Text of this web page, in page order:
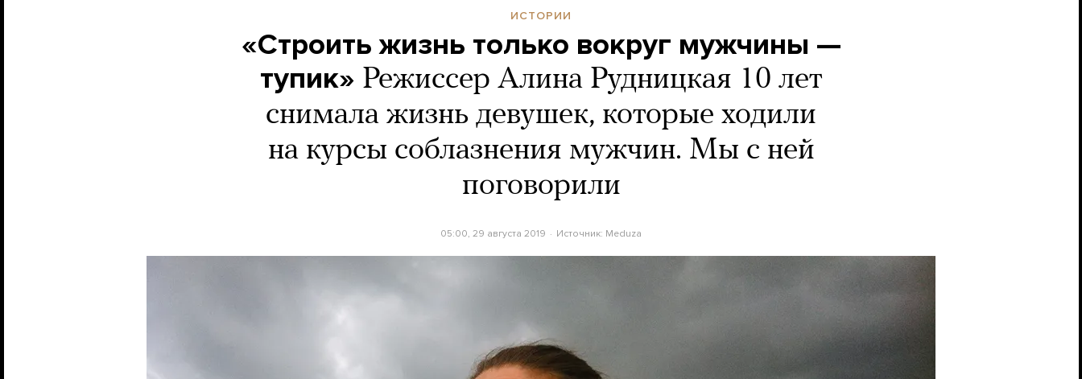
ИСТОРИИ
«Строить жизнь только вокруг мужчины —
тупик» Режиссер Алина Рудницкая 10 лет
снимала жизнь девушек, которые ходили
на курсы соблазнения мужчин. Мы с ней
поговорили
05:00, 29 августа 2019 Источник: Meduza